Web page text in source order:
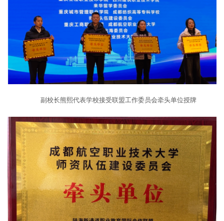
副校长熊熙代表学校接受联盟工作委员会牵头单位授牌